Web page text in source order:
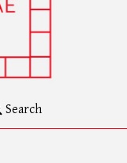
Search